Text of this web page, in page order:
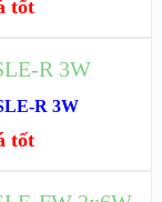
tốt
R 3W
tốt